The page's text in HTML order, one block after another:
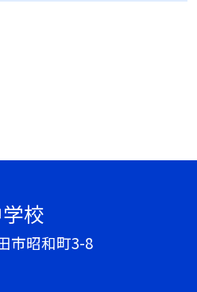
校
市昭和町3-8